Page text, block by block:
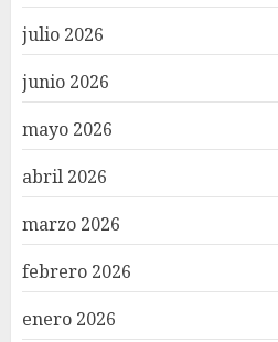
julio 2026
junio 2026
mayo 2026
abril 2026
marzo 2026
febrero 2026
enero 2026